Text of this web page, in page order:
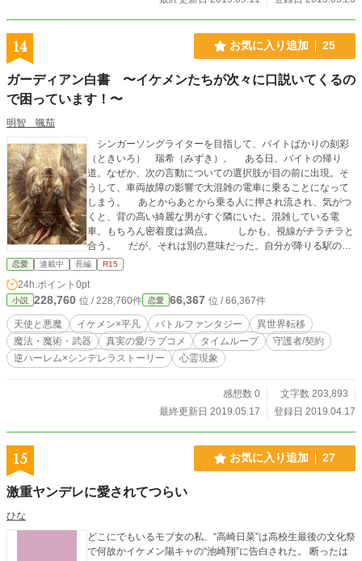
奥さんに聞いてみると、教えてくれると快く了承してくれた
14 お気に入り追加 25
ガーディアン白書 〜イケメンたちが次々に口説いてくるの
で困っています！〜
明智 颯茄
シンガーソングライターを目指して、バイトばかりの刻彩
（ときいろ） 瑞希（みずき）。 ある日、バイトの帰り
道。なぜか、次の言動についての選択肢が目の前に出現。そ
うして、車両故障の影響で大混雑の電車に乗ることになって
しまう。 あとからあとから乗る人に押され流され、気がつ
くと、背の高い綺麗な男がすぐ隣にいた。混雑している電
車。もちろん密着度は満点。 しかも、視線がチラチラと
合う。 だが、それは別の意味だった。自分が降りる駅の1
つ手前で、男に無理やりホームへ下されてしまった瑞希。そ
うして、男からこう言われた。 「お前、俺のペ××こすって、
ぼ××させて、何してくれちゃってんの？ こういうの、痴漢
って言うんだよね？」 砕けた口調な上に、18禁満載な男。
だがしかし、バカみたいに口をパカーッと開けてしまうほど
見惚（ほ）れるようなイケメンなのだ。 もちろん、瑞希は
わざと痴漢したのではない。だが、結果はそうなってしまっ
た。その経緯と謝罪をしていると、男は今度、 「お前、鈍臭
―高層マンションの最上階へと連れてこられていた。 男の
独特の雰囲気に知らず知らずの内に引き込まれ、一緒に眠る
ことになってしまった瑞希。言葉で抵抗しようとしたが、
「お前、もう諦めて、俺におとなしく守られちゃいなよ」
という意味不明であり一方的な理由で、瑞希は言い返しとい
うカウンターパンチをくらわしたくなったのである。だがし
でもかけられたように、すぐに眠くなり、そのまま意識を喪
いた―――― ＊この作品は、小説家になろう、エブリス
タ、魔法iランド、カクヨムにも掲載されています。
恋愛 連載中 長編 R15
24h.ポイント 0pt
小説 228,760 位 / 228,760件 恋愛 66,367 位 / 66,367件
天使と悪魔 イケメン×平凡 バトルファンタジー
異世界転移
魔法・魔術・武器
真実の愛/ラブコメ タイムループ
守護者/契約
逆ハーレム×シンデレラストーリー
心霊現象
感想数 0
文字数 203,893
最終更新日 2019.05.17
登録日 2019.04.17
15 お気に入り追加 27
激重ヤンデレに愛されてつらい
ひな
どこにでもいるモブ女の私、“高崎日菜”は高校生最後の文化祭
で何故かイケメン陽キャの“池崎翔”に告白された。 断ったは